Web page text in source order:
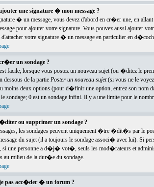
une signature � mon message ?
� un message, vous devez d'abord en cr�er une, en
pour ajouter votre signature. Vous pouvez aussi ajouter
votre signature � un message en particulier en
un sondage ?
facile; lorsque vous postez un nouveau sujet (ou �ditez le
dessous de la partie Poster un nouveau sujet(si vous ne le voyez
moins deux options (pour d�finir une option, entrez son nom
le sondage; 0 est un sondage infini. Il y a une limite pour le
ou supprimer un sondage ?
les sondages peuvent uniquement �tre �dit�s par le
du sujet (il a toujours le sondage associ� avec lui). Si
si une personne a d�j� vot�, seuls les mod�rateurs et
au milieu de la dur�e du sondage.
pas acc�der � un forum ?